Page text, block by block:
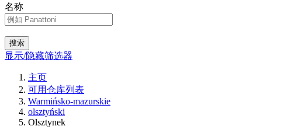
名称
搜索
显示/隐藏筛选器
主页
可用仓库列表
Warmińsko-mazurskie
olsztyński
Olsztynek